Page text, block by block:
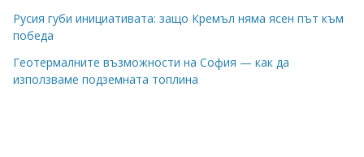
Русия губи инициативата: защо Кремъл няма ясен път към
победа
Геотермалните възможности на София — как да
използваме подземната топлина